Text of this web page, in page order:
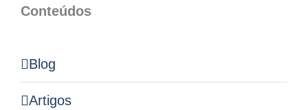
Conteúdos
Blog
Artigos